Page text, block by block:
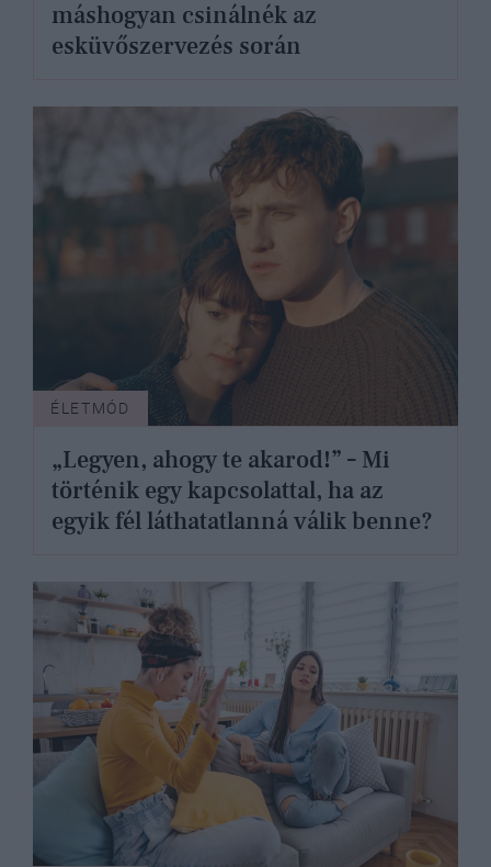
máshogyan csinálnék az
esküvőszervezés során
ÉLETMÓD
„Legyen, ahogy te akarod!” – Mi
történik egy kapcsolattal, ha az
egyik fél láthatatlanná válik benne?